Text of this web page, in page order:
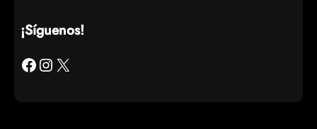
¡Síguenos!
Facebook Instagram X